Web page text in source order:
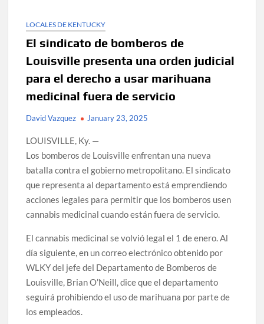
LOCALES DE KENTUCKY
El sindicato de bomberos de
Louisville presenta una orden judicial
para el derecho a usar marihuana
medicinal fuera de servicio
David Vazquez January 23, 2025
LOUISVILLE, Ky. —
Los bomberos de Louisville enfrentan una nueva
batalla contra el gobierno metropolitano. El sindicato
que representa al departamento está emprendiendo
acciones legales para permitir que los bomberos usen
cannabis medicinal cuando están fuera de servicio.
El cannabis medicinal se volvió legal el 1 de enero. Al
día siguiente, en un correo electrónico obtenido por
WLKY del jefe del Departamento de Bomberos de
Louisville, Brian O’Neill, dice que el departamento
seguirá prohibiendo el uso de marihuana por parte de
los empleados.